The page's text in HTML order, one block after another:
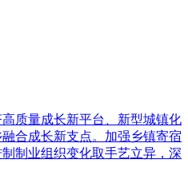
质量成长新平台、新型城镇化
合成长新支点。加强乡镇寄宿
制业组织变化取手艺立异，深